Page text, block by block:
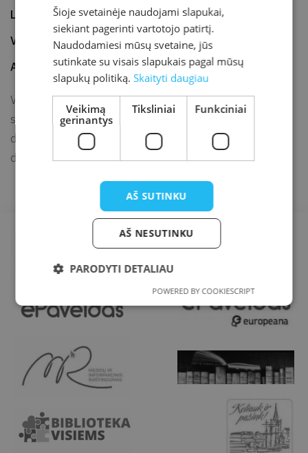
Laikas
12.00
Vieta
#SaugiaiNamuose
Adresasfacebook.com/ kretingosbiblioteka
Vaikų piešinių akcija „Kas čia dūzgia?“ kviečia vaikus piešti
savo mėgstamiausius Metų knygos rinkimuose 2020
dalyvaujančių knygų veikėjus ir jų nuotykius, bei dalintis savo
darbais bibliotekosfeisbukopuslapyje.
Šioje svetainėje naudojami slapukai,
siekiant pagerinti vartotojo patirtį.
Naudodamiesi mūsų svetaine, jūs
sutinkate su visais slapukais pagal mūsų
slapukų politiką.Skaityti daugiau
Veikimą
gerinantys
Tiksliniai Funkciniai
AŠ SUTINKU
AŠ NESUTINKU
PARODYTI DETALIAU
POWERED BY COOKIESCRIPT